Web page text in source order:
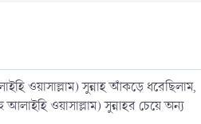
ওয়াসাল্লাম) সুন্নাহ আঁকড়ে ধরেছিলাম,
ওয়াসাল্লাম) সুন্নাহর চেয়ে অন্য